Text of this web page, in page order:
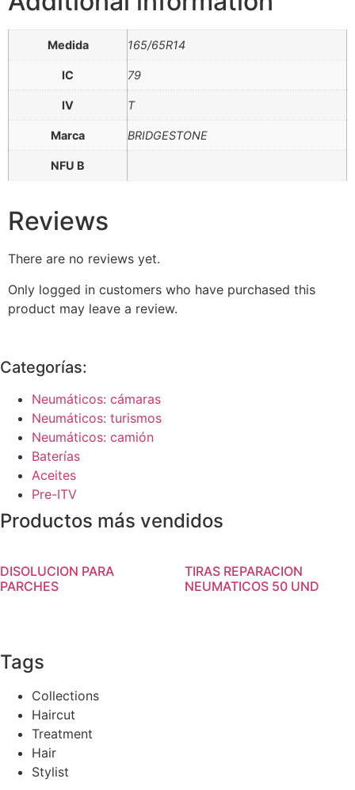
Medida 165/65R14
IC 79
IV T
Marca BRIDGESTONE
NFU B
Reviews
There are no reviews yet.
Only logged in customers who have purchased this
product may leave a review.
Categorías:
Neumáticos: cámaras
Neumáticos: turismos
Neumáticos: camión
Baterías
Aceites
Pre-ITV
Productos más vendidos
DISOLUCION PARA
PARCHES
TIRAS REPARACION
NEUMATICOS 50 UND
Tags
Collections
Haircut
Treatment
Hair
Stylist